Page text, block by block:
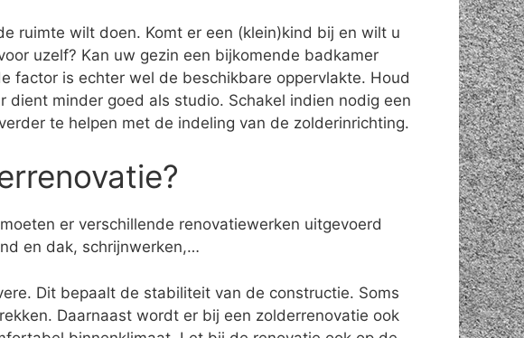
ruimte wilt doen. Komt er een (klein)kind bij en wilt u
uzelf? Kan uw gezin een bijkomende badkamer
factor is echter wel de beschikbare oppervlakte. Houd
dient minder goed als studio. Schakel indien nodig een
te helpen met de indeling van de zolderinrichting.
er verschillende renovatiewerken uitgevoerd
en dak, schrijnwerken,…
Dit bepaalt de stabiliteit van de constructie. Soms
Daarnaast wordt er bij een zolderrenovatie ook